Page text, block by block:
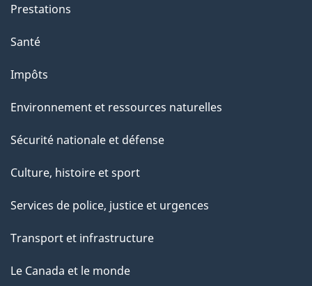
"
Prestations
Santé
Impôts
Environnement et ressources naturelles
Sécurité nationale et défense
Culture, histoire et sport
Services de police, justice et urgences
Transport et infrastructure
Le Canada et le monde